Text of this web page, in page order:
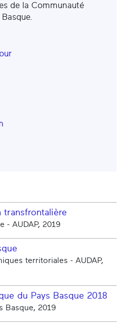
de la Communauté
transfrontalière
- AUDAP, 2019
territoriales - AUDAP,
du Pays Basque 2018
Basque, 2019